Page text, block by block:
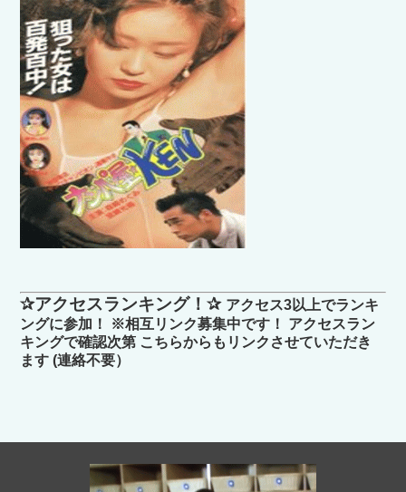
✰アクセスランキング！✰ アクセス3以上でランキ
ングに参加！ ※相互リンク募集中です！ アクセスラン
キングで確認次第 こちらからもリンクさせていただき
ます (連絡不要）